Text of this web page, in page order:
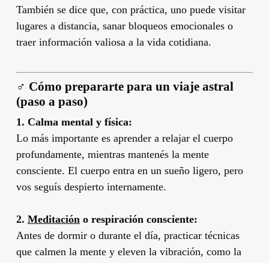
También se dice que, con práctica, uno puede visitar
lugares a distancia, sanar bloqueos emocionales o
traer información valiosa a la vida cotidiana.
‍♂️ Cómo prepararte para un viaje astral
(paso a paso)
1. Calma mental y física:
Lo más importante es aprender a relajar el cuerpo
profundamente, mientras mantenés la mente
consciente. El cuerpo entra en un sueño ligero, pero
vos seguís despierto internamente.
2. Meditacióno respiración consciente:
Antes de dormir o durante el día, practicar técnicas
que calmen la mente y eleven la vibración, como la